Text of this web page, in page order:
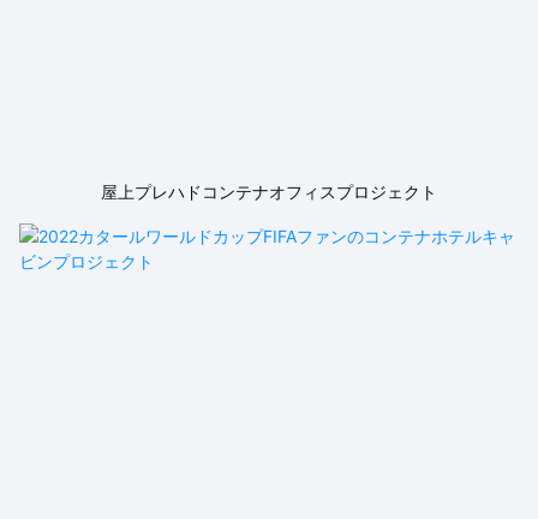
屋上プレハドコンテナオフィスプロジェクト